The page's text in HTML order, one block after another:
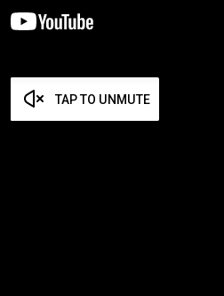
TAP TO UNMUTE